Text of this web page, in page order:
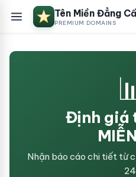
Tên Miền Đẳng
PREMIUM DOMAINS
Định giá
Nhận báo cáo chi tiết từ